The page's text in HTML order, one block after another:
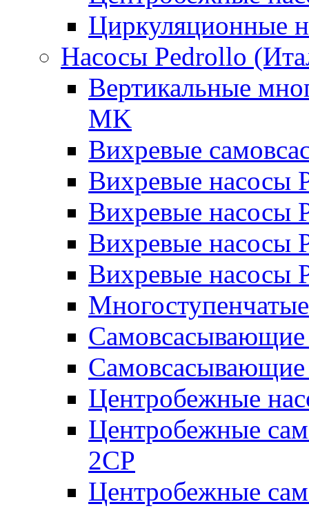
Циркуляционные
Насосы Pedrollo
Вертикальные
MK
Вихревые
Вихревые насосы
Вихревые насосы
Вихревые насосы
Вихревые насосы
Самовсасывающие
Центробежные
Центробежные
2CP
Центробежные